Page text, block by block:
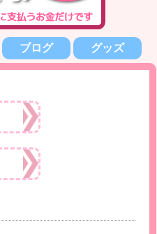
ブログ グッズ